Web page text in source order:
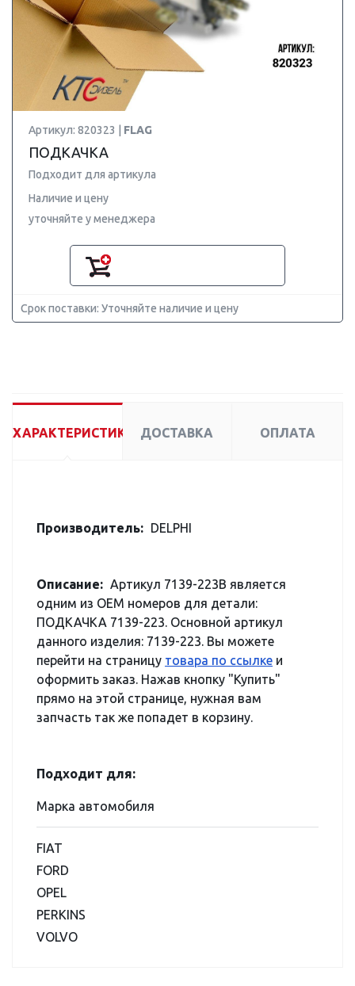
Артикул: 820323 | FLAG
ПОДКАЧКА
Подходит для артикула
Наличие и цену
уточняйте у менеджера
Срок поставки: Уточняйте наличие и цену
ХАРАКТЕРИСТИКИ ДОСТАВКА ОПЛАТА
Производитель: DELPHI
Описание: Артикул 7139-223B является
одним из OEM номеров для детали:
ПОДКАЧКА 7139-223. Основной артикул
данного изделия: 7139-223. Вы можете
перейти на страницу товара по ссылке и
оформить заказ. Нажав кнопку "Купить"
прямо на этой странице, нужная вам
запчасть так же попадет в корзину.
Подходит для:
Марка автомобиля
FIAT
FORD
OPEL
PERKINS
VOLVO